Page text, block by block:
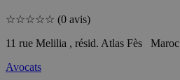
☆☆☆☆☆ (0 avis)
11 rue Melilia , résid. Atlas Fès Maroc
Avocats